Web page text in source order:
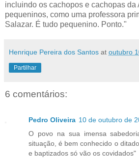
incluindo os cachopos e cachopas
pequeninos, como uma professora
Salazar. É tudo pequenino. Ponto."
Henrique Pereira dos Santos at outubro
Partilhar
6 comentários:
Pedro Oliveira 10 de outubro de
O povo na sua imensa
situação, é bem conhecido o
e baptizados só vão os covidados"